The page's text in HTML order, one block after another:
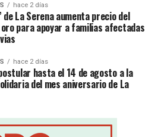
hace 2 días
de La Serena aumenta precio del
para apoyar a familias afectadas
hace 2 días
hasta el 14 de agosto a la
del mes aniversario de La